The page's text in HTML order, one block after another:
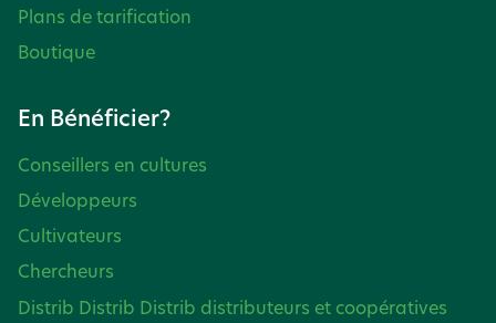
Plans de tarification
Boutique
En Bénéficier?
Conseillers en cultures
Développeurs
Cultivateurs
Chercheurs
Distrib Distrib Distrib distributeurs et coopératives